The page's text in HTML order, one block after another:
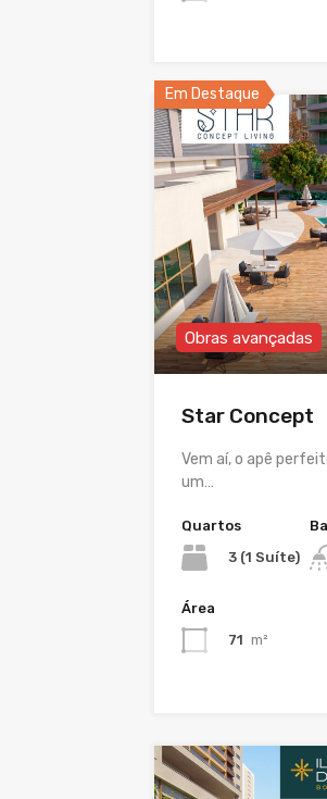
Em Destaque
Obras avançadas
Star Concept
Vem aí, o apê
um…
Quartos
3 (1 Suíte)
Área
71 m²